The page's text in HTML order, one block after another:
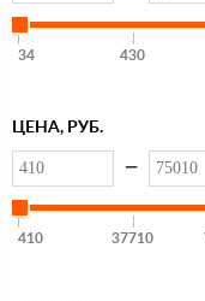
34 430
ЦЕНА, РУБ.
—
410 37710